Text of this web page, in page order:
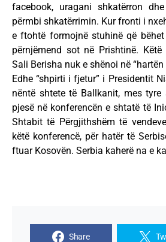
facebook, uragani shkatërron
përmbi shkatërrimin. Kur fronti i
e ftohtë formojnë stuhinë që
përnjëmend sot në Prishtinë. Këtë
Sali Berisha nuk e shënoi në
Edhe “shpirti i fjetur” i Presidentit
nëntë shtete të Ballkanit, mes tyre
pjesë në konferencën e shtatë të
Shtabit të Përgjithshëm të
këtë konferencë, për hatër të
ftuar Kosovën. Serbia kaherë na e
Share